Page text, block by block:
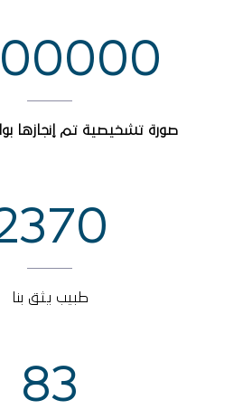
صورة تشخيصية تم إنجازها
طبيب يثق بنا
83